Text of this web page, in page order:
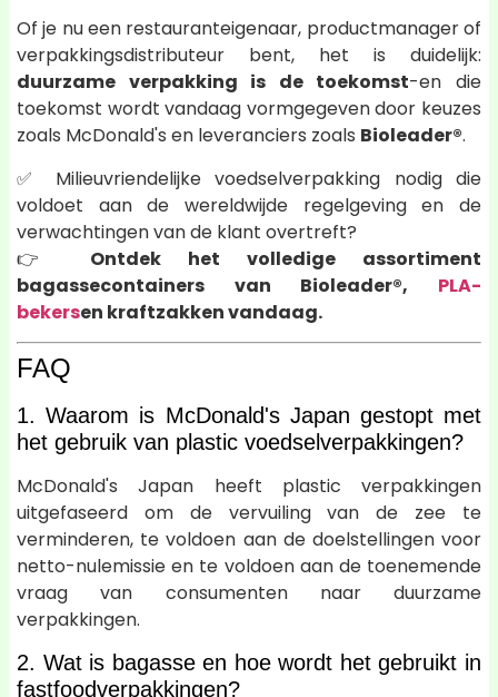
Of je nu een restauranteigenaar, productmanager of
verpakkingsdistributeur bent, het is duidelijk:
duurzame verpakking is de toekomst-en die
toekomst wordt vandaag vormgegeven door keuzes
zoals McDonald's en leveranciers zoals Bioleader®.
✅ Milieuvriendelijke voedselverpakking nodig die
voldoet aan de wereldwijde regelgeving en de
verwachtingen van de klant overtreft?
👉 Ontdek het volledige assortiment
bagassecontainers van Bioleader®, PLA-
bekersen kraftzakken vandaag.
FAQ
1. Waarom is McDonald's Japan gestopt met
het gebruik van plastic voedselverpakkingen?
McDonald's Japan heeft plastic verpakkingen
uitgefaseerd om de vervuiling van de zee te
verminderen, te voldoen aan de doelstellingen voor
netto-nulemissie en te voldoen aan de toenemende
vraag van consumenten naar duurzame
verpakkingen.
2. Wat is bagasse en hoe wordt het gebruikt in
fastfoodverpakkingen?